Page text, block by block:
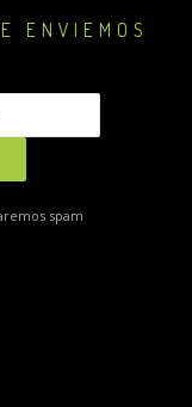
ENVIEMOS
spam